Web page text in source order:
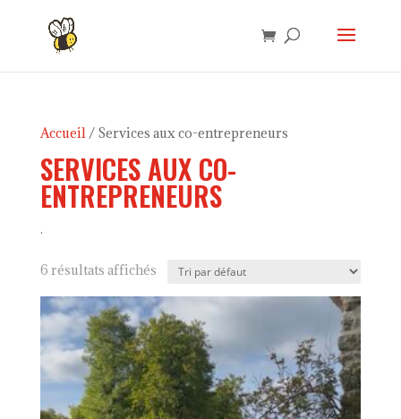
Accueil/ Services aux co-entrepreneurs
SERVICES AUX CO-
ENTREPRENEURS
.
6 résultats affichés